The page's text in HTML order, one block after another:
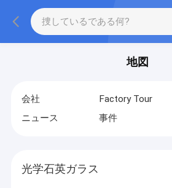
地図
会社 Factory Tour
ニュース
事件
光学石英ガラス